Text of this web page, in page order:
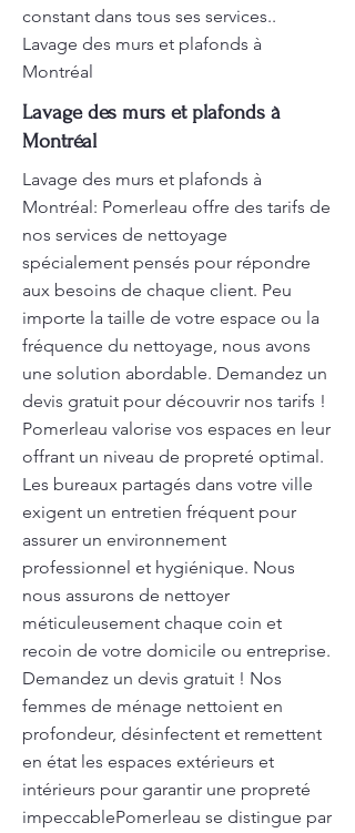
constant dans tous ses services..
Lavage des murs et plafonds à
Montréal
Lavage des murs et plafonds à
Montréal
Lavage des murs et plafonds à
Montréal: Pomerleau offre des tarifs de
nos services de nettoyage
spécialement pensés pour répondre
aux besoins de chaque client. Peu
importe la taille de votre espace ou la
fréquence du nettoyage, nous avons
une solution abordable. Demandez un
devis gratuit pour découvrir nos tarifs !
Pomerleau valorise vos espaces en leur
offrant un niveau de propreté optimal.
Les bureaux partagés dans votre ville
exigent un entretien fréquent pour
assurer un environnement
professionnel et hygiénique. Nous
nous assurons de nettoyer
méticuleusement chaque coin et
recoin de votre domicile ou entreprise.
Demandez un devis gratuit ! Nos
femmes de ménage nettoient en
profondeur, désinfectent et remettent
en état les espaces extérieurs et
intérieurs pour garantir une propreté
impeccablePomerleau se distingue par